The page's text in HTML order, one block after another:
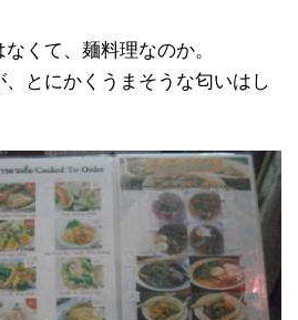
くて、麺料理なのか。
とにかくうまそうな匂いはし